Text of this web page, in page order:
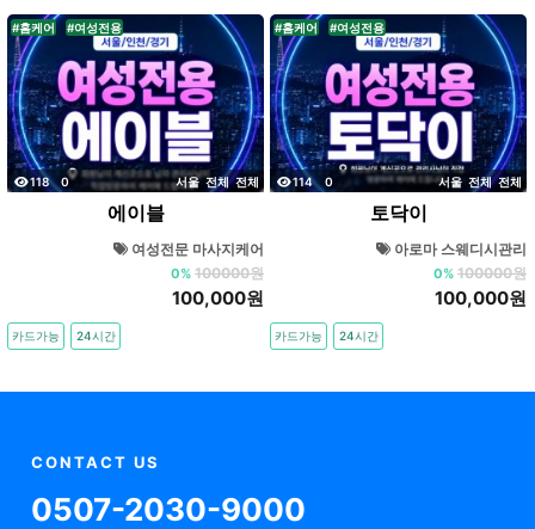
118조회
0댓글 서울 전체 전체
#홈케어 #여성전용
에이블
여성전문 마사지케어
0% 100000원
100,000원
카드가능 24시간
114조회
0 댓글 서울 전체 전체
#홈케어 #여성전용
토닥이
아로마 스웨디시관리
0% 100000원
100,000원
카드가능 24시간
CONTACT US
0507-2030-9000